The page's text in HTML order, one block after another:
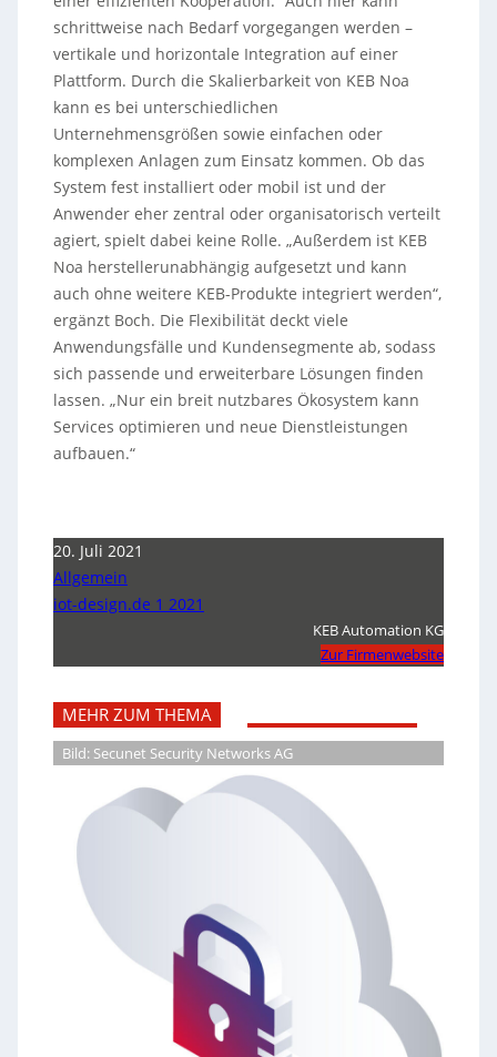
schrittweise nach Bedarf vorgegangen werden –
vertikale und horizontale Integration auf einer
Plattform. Durch die Skalierbarkeit von KEB Noa
kann es bei unterschiedlichen
Unternehmensgrößen sowie einfachen oder
komplexen Anlagen zum Einsatz kommen. Ob das
System fest installiert oder mobil ist und der
Anwender eher zentral oder organisatorisch verteilt
agiert, spielt dabei keine Rolle. „Außerdem ist KEB
Noa herstellerunabhängig aufgesetzt und kann
auch ohne weitere KEB-Produkte integriert werden“,
ergänzt Boch. Die Flexibilität deckt viele
Anwendungsfälle und Kundensegmente ab, sodass
sich passende und erweiterbare Lösungen finden
lassen. „Nur ein breit nutzbares Ökosystem kann
Services optimieren und neue Dienstleistungen
aufbauen.“
20. Juli 2021
Allgemein
iot-design.de 1 2021
KEB Automation KG
Zur Firmenwebsite
MEHR ZUM THEMA
Bild: Secunet Security Networks AG